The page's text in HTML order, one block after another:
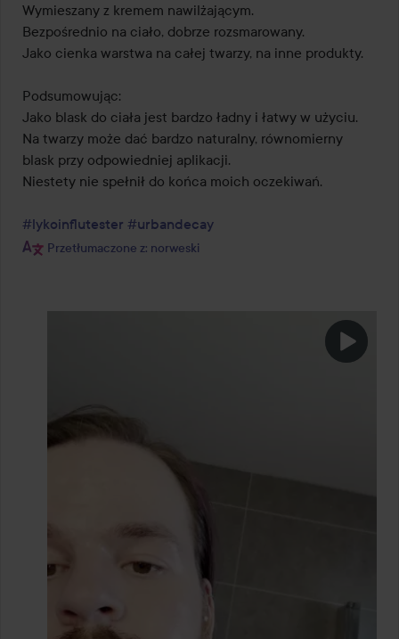
Wymieszany z kremem nawilżającym.
Bezpośrednio na ciało, dobrze rozsmarowany.
Jako cienka warstwa na całej twarzy, na inne produkty.
Podsumowując:
Jako blask do ciała jest bardzo ładny i łatwy w użyciu.
Na twarzy może dać bardzo naturalny, równomierny
blask przy odpowiedniej aplikacji.
Niestety nie spełnił do końca moich oczekiwań.
#lykoinflutester #urbandecay
Przetłumaczone z: norweski